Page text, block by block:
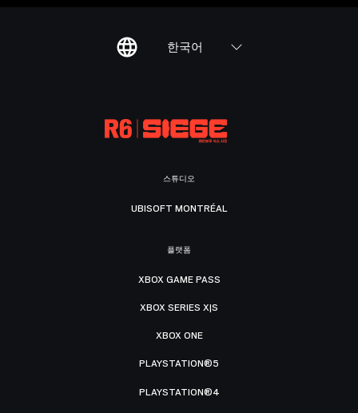
한국어
스튜디오
UBISOFT MONTRÉAL
플랫폼
XBOX GAME PASS
XBOX SERIES X|S
XBOX ONE
PLAYSTATION®5
PLAYSTATION®4